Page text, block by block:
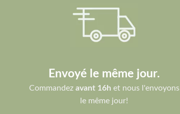
Envoyé le même jour.
Commandez avant 16h et nous l'envoyons
le même jour!